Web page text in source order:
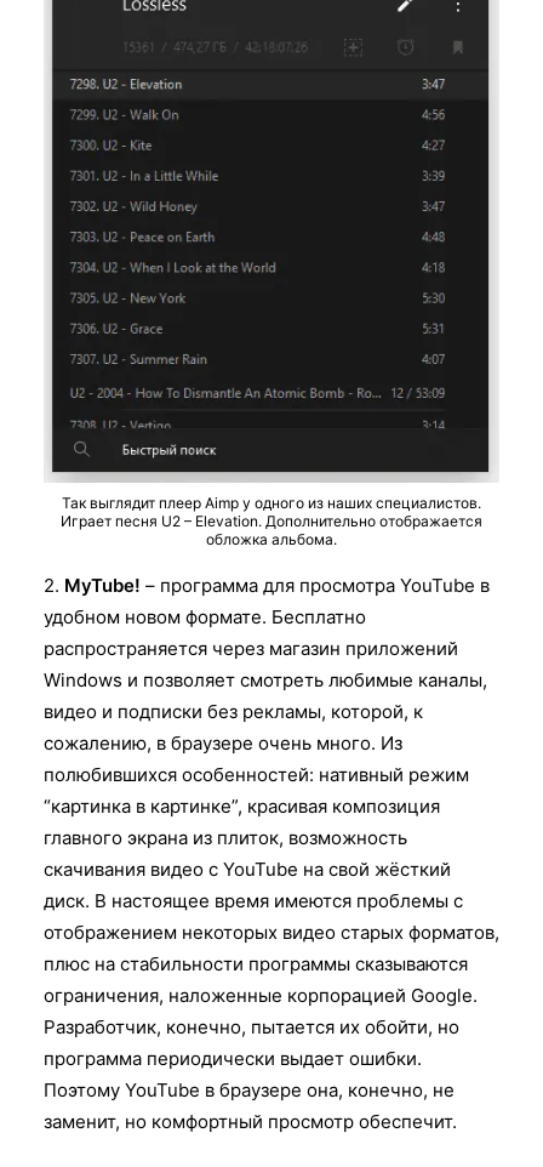
Так выглядит плеер Aimp у одного из наших специалистов.
Играет песня U2 – Elevation. Дополнительно отображается
обложка альбома.
2. MyTube! – программа для просмотра YouTube в
удобном новом формате. Бесплатно
распространяется через магазин приложений
Windows и позволяет смотреть любимые каналы,
видео и подписки без рекламы, которой, к
сожалению, в браузере очень много. Из
полюбившихся особенностей: нативный режим
“картинка в картинке”, красивая композиция
главного экрана из плиток, возможность
скачивания видео с YouTube на свой жёсткий
диск. В настоящее время имеются проблемы с
отображением некоторых видео старых форматов,
плюс на стабильности программы сказываются
ограничения, наложенные корпорацией Google.
Разработчик, конечно, пытается их обойти, но
программа периодически выдает ошибки.
Поэтому YouTube в браузере она, конечно, не
заменит, но комфортный просмотр обеспечит.